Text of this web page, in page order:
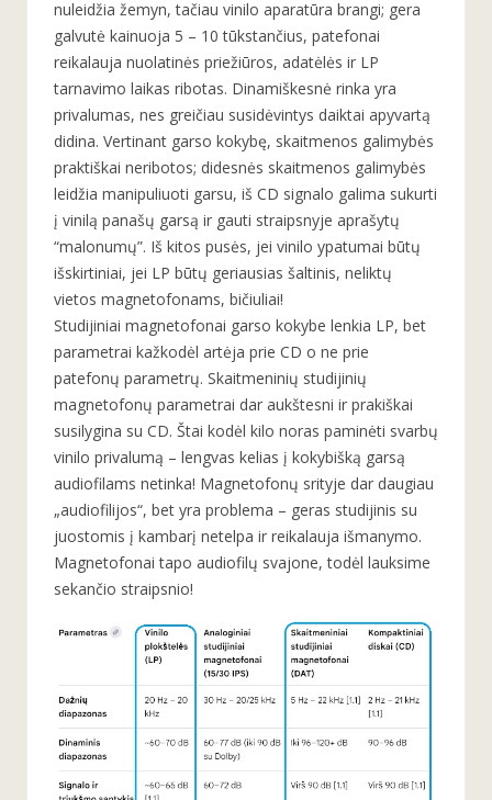
nuleidžia žemyn, tačiau vinilo aparatūra brangi; gera
galvutė kainuoja 5 – 10 tūkstančius, patefonai
reikalauja nuolatinės priežiūros, adatėlės ir LP
tarnavimo laikas ribotas. Dinamiškesnė rinka yra
privalumas, nes greičiau susidėvintys daiktai apyvartą
didina. Vertinant garso kokybę, skaitmenos galimybės
praktiškai neribotos; didesnės skaitmenos galimybės
leidžia manipuliuoti garsu, iš CD signalo galima sukurti
į vinilą panašų garsą ir gauti straipsnyje aprašytų
“malonumų”. Iš kitos pusės, jei vinilo ypatumai būtų
išskirtiniai, jei LP būtų geriausias šaltinis, neliktų
vietos magnetofonams, bičiuliai!
Studijiniai magnetofonai garso kokybe lenkia LP, bet
parametrai kažkodėl artėja prie CD o ne prie
patefonų parametrų. Skaitmeninių studijinių
magnetofonų parametrai dar aukštesni ir prakiškai
susilygina su CD. Štai kodėl kilo noras paminėti svarbų
vinilo privalumą – lengvas kelias į kokybišką garsą
audiofilams netinka! Magnetofonų srityje dar daugiau
„audiofilijos“, bet yra problema – geras studijinis su
juostomis į kambarį netelpa ir reikalauja išmanymo.
Magnetofonai tapo audiofilų svajone, todėl lauksime
sekančio straipsnio!